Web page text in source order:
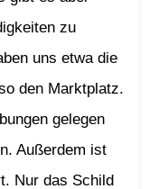
zu
uns etwa die
den Marktplatz.
gelegen
Außerdem ist
Nur das Schild